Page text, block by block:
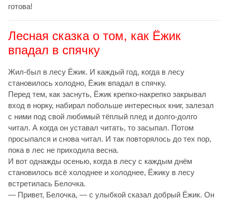
готова!
Лесная сказка о том, как Ёжик
впадал в спячку
Жил-был в лесу Ёжик. И каждый год, когда в лесу
становилось холодно, Ёжик впадал в спячку.
Перед тем, как заснуть, Ёжик крепко-накрепко закрывал
вход в норку, набирал побольше интересных книг, залезал
с ними под свой любимый тёплый плед и долго-долго
читал. А когда он уставал читать, то засыпал. Потом
просыпался и снова читал. И так повторялось до тех пор,
пока в лес не приходила весна.
И вот однажды осенью, когда в лесу с каждым днём
становилось всё холоднее и холоднее, Ёжику в лесу
встретилась Белочка.
— Привет, Белочка, — с улыбкой сказал добрый Ёжик. Он